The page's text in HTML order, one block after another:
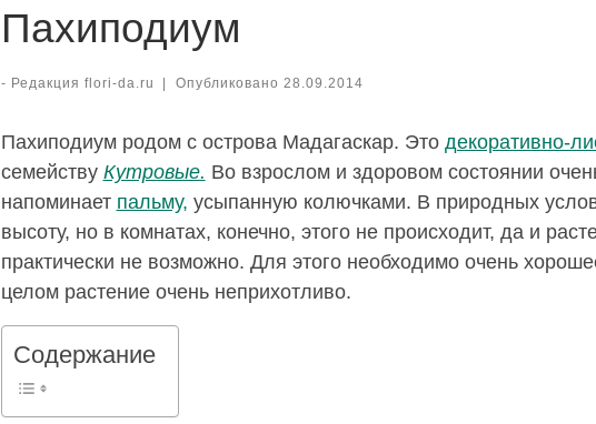
Пахиподиум
- Редакция flori-da.ru Опубликовано28.09.2014
Пахиподиум родом с острова Мадагаскар. Это декоративно-
семейству Кутровые. Во взрослом и здоровом состоянии
напоминает пальму, усыпанную колючками. В природных
высоту, но в комнатах, конечно, этого не происходит, да и
практически не возможно. Для этого необходимо очень
целом растение очень неприхотливо.
Содержание